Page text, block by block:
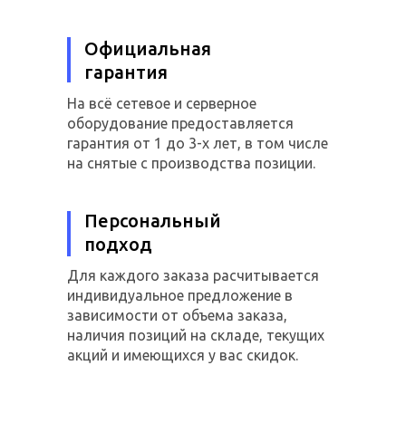
Официальная
гарантия
На всё сетевое и серверное
оборудование предоставляется
гарантия от 1 до 3-х лет, в том числе
на снятые с производства позиции.
Персональный
подход
Для каждого заказа расчитывается
индивидуальное предложение в
зависимости от объема заказа,
наличия позиций на складе, текущих
акций и имеющихся у вас скидок.